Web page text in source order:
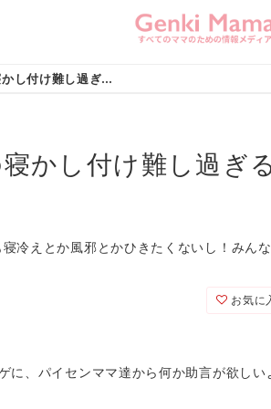
【育児漫画】冬場の寝かし付け難し過ぎる問題！
かし付け難し過ぎ
冷えとか風邪とかひきたくないし！みん
お気に
に、パイセンママ達から何か助言が欲し